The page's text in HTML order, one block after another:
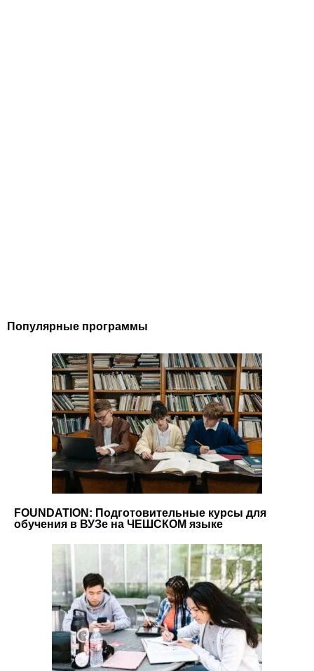
Популярные программы
FOUNDATION: Подготовительные курсы для
обучения в ВУЗе на ЧЕШСКОМ языке